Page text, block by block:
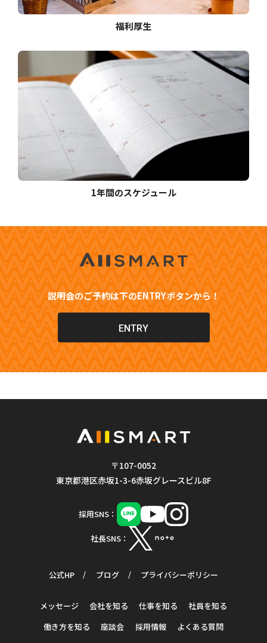
福利厚生
1年間のスケジュール
説明会のご予約は下のENTRYボタンから！
ENTRY
〒107-0052
東京都港区赤坂1-3-6赤坂グレースビル8F
採用SNS：
社長SNS：
公式HP ブログ プライバシーポリシー
メッセージ 会社を知る 仕事を知る
社員を知る
働き方を知る
座談会 採用情報 よくある質問